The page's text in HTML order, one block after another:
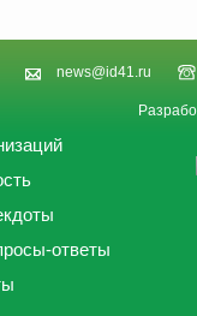
news@id41.ru
ответы